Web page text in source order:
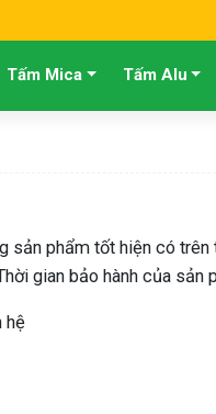
Tấm Mica Tấm Alu
sản phẩm tốt hiện có
gian bảo hành của
hệ